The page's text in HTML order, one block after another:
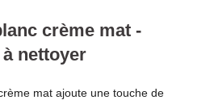
crème mat -
nettoyer
mat ajoute une touche de